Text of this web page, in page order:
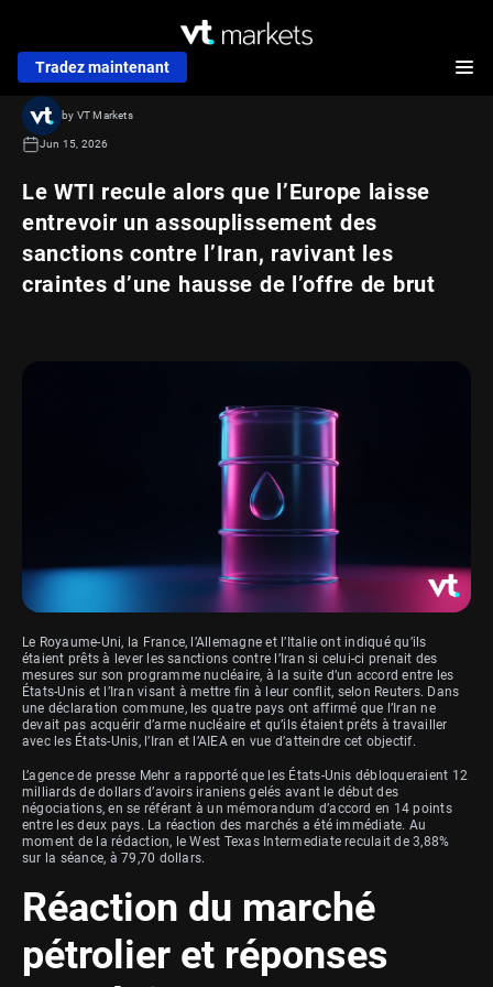
Tradez maintenant
Le WTI recule alors que l’Europe laisse
entrevoir un assouplissement des
sanctions contre l’Iran, ravivant les
craintes d’une hausse de l’offre de brut
by VT Markets
Jun 15, 2026
Le Royaume-Uni, la France, l’Allemagne et l’Italie ont indiqué qu’ils
étaient prêts à lever les sanctions contre l’Iran si celui-ci prenait des
mesures sur son programme nucléaire, à la suite d’un accord entre les
États-Unis et l’Iran visant à mettre fin à leur conflit, selon Reuters. Dans
une déclaration commune, les quatre pays ont affirmé que l’Iran ne
devait pas acquérir d’arme nucléaire et qu’ils étaient prêts à travailler
avec les États-Unis, l’Iran et l’AIEA en vue d’atteindre cet objectif.
L’agence de presse Mehr a rapporté que les États-Unis débloqueraient 12
milliards de dollars d’avoirs iraniens gelés avant le début des
négociations, en se référant à un mémorandum d’accord en 14 points
entre les deux pays. La réaction des marchés a été immédiate. Au
moment de la rédaction, le West Texas Intermediate reculait de 3,88%
sur la séance, à 79,70 dollars.
Réaction du marché
pétrolier et réponses